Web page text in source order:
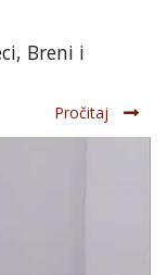
Breni i
Pročitaj